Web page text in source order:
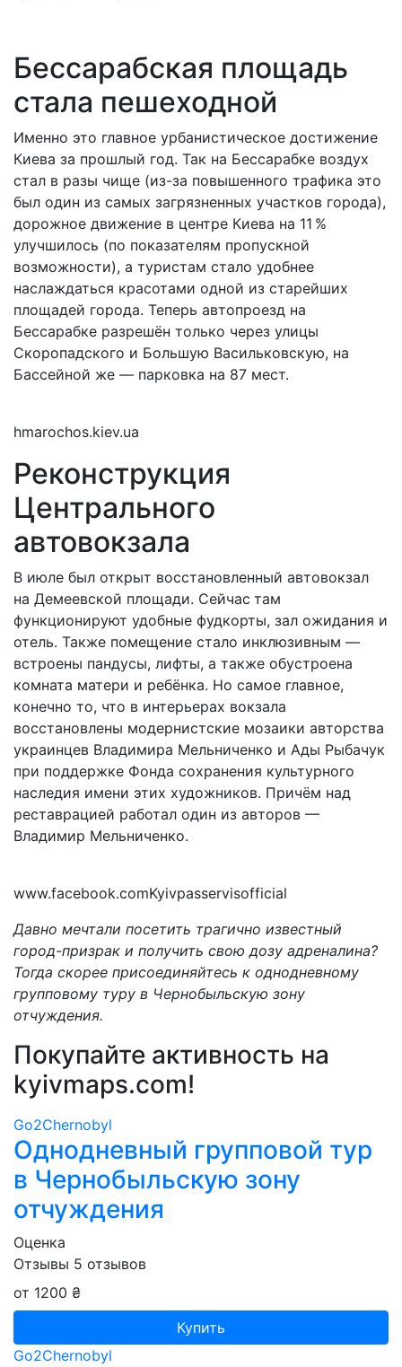
Бессарабская площадь
стала пешеходной
Именно это главное урбанистическое достижение
Киева за прошлый год. Так на Бессарабке воздух
стал в разы чище (из-за повышенного трафика это
был один из самых загрязненных участков города),
дорожное движение в центре Киева на 11 %
улучшилось (по показателям пропускной
возможности), а туристам стало удобнее
наслаждаться красотами одной из старейших
площадей города. Теперь автопроезд на
Бессарабке разрешён только через улицы
Скоропадского и Большую Васильковскую, на
Бассейной же — парковка на 87 мест.
hmarochos.kiev.ua
Реконструкция
Центрального
автовокзала
В июле был открыт восстановленный автовокзал
на Демеевской площади. Сейчас там
функционируют удобные фудкорты, зал ожидания и
отель. Также помещение стало инклюзивным —
встроены пандусы, лифты, а также обустроена
комната матери и ребёнка. Но самое главное,
конечно то, что в интерьерах вокзала
восстановлены модернистские мозаики авторства
украинцев Владимира Мельниченко и Ады Рыбачук
при поддержке Фонда сохранения культурного
наследия имени этих художников. Причём над
реставрацией работал один из авторов —
Владимир Мельниченко.
www.facebook.comKyivpasservisofficial
Давно мечтали посетить трагично известный
город-призрак и получить свою дозу адреналина?
Тогда скорее присоединяйтесь к однодневному
групповому туру в Чернобыльскую зону
отчуждения.
Покупайте активность на
kyivmaps.com!
Go2Chernobyl
Однодневный групповой тур
в Чернобыльскую зону
отчуждения
Оценка
Отзывы 5 отзывов
от 1200 ₴
Купить
Go2Chernobyl